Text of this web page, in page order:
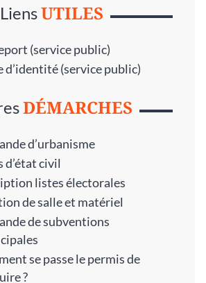
LiensUTILES
(service public)
d’identité (service public)
DÉMARCHES
d’urbanisme
d’état civil
listes électorales
de salle et matériel
de subventions
se passe le permis de
?